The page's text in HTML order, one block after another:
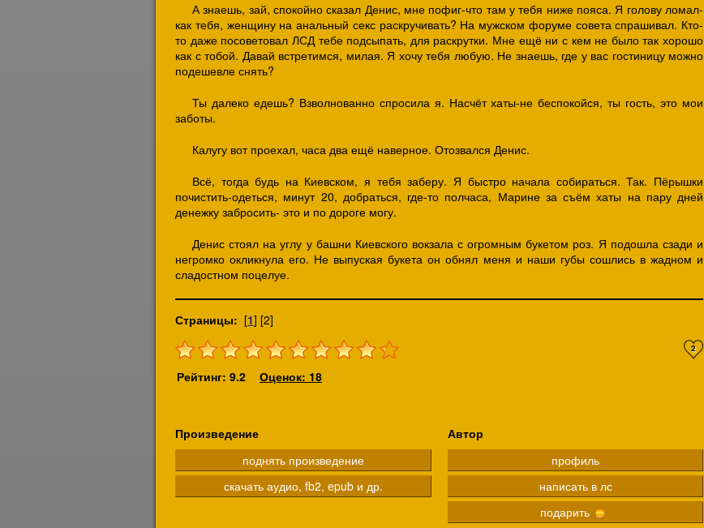
А знаешь, зай, спокойно сказал Денис, мне пофиг-что там у тебя ниже пояса. Я голову ломал-
как тебя, женщину на анальный секс раскручивать? На мужском форуме совета спрашивал. Кто-
то даже посоветовал ЛСД тебе подсыпать, для раскрутки. Мне ещё ни с кем не было так хорошо
как с тобой. Давай встретимся, милая. Я хочу тебя любую. Не знаешь, где у вас гостиницу можно
подешевле снять?
Ты далеко едешь? Взволнованно спросила я. Насчёт хаты-не беспокойся, ты гость, это мои
заботы.
Калугу вот проехал, часа два ещё наверное. Отозвался Денис.
Всё, тогда будь на Киевском, я тебя заберу. Я быстро начала собираться. Так. Пёрышки
почистить-одеться, минут 20, добраться, где-то полчаса, Марине за съём хаты на пару дней
денежку забросить- это и по дороге могу.
Денис стоял на углу у башни Киевского вокзала с огромным букетом роз. Я подошла сзади и
негромко окликнула его. Не выпуская букета он обнял меня и наши губы сошлись в жадном и
сладостном поцелуе.
Страницы: [1] [2]
2
Рейтинг: 9.2 Оценок: 18
Произведение
поднять произведение
скачать аудио, fb2, epub и др.
Автор
профиль
написать в лс
подарить